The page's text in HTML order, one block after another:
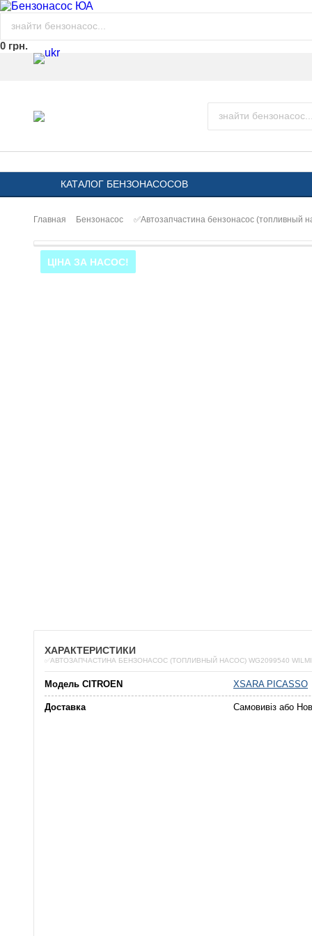
0 грн.
КАТАЛОГ БЕНЗОНАСОСОВ
Главная Бензонасос ✅Автозапчастина бензонасос (топливный
ЦІНА ЗА НАСОС!
ХАРАКТЕРИСТИКИ
✅АВТОЗАПЧАСТИНА БЕНЗОНАСОС (ТОПЛИВНЫЙ НАСОС) WG2099540
Модель CITROEN XSARA PICASSO
Доставка Самовивіз або